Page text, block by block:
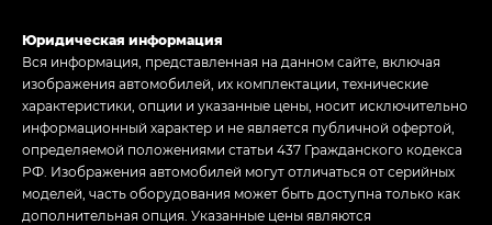
Юридическая информация
Вся информация, представленная на данном сайте, включая
изображения автомобилей, их комплектации, технические
характеристики, опции и указанные цены, носит исключительно
информационный характер и не является публичной офертой,
определяемой положениями статьи 437 Гражданского кодекса
РФ. Изображения автомобилей могут отличаться от серийных
моделей, часть оборудования может быть доступна только как
дополнительная опция. Указанные цены являются